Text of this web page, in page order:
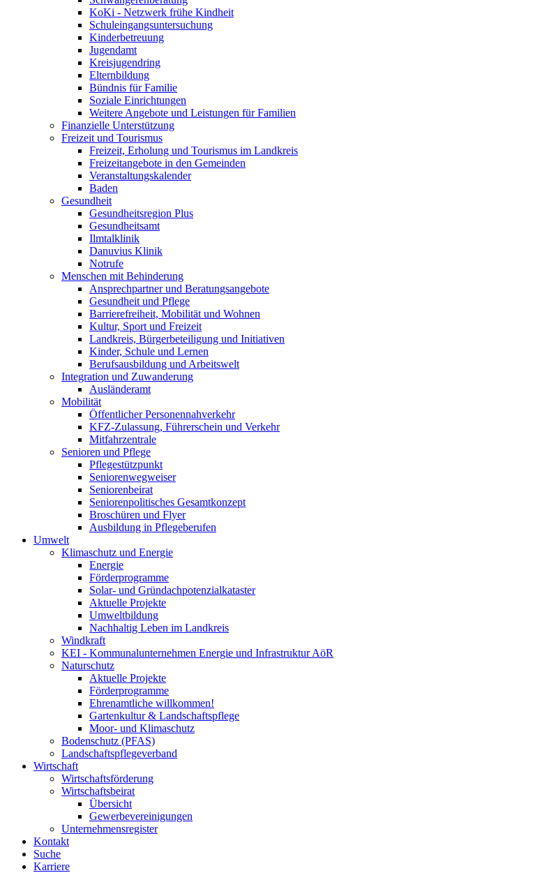
KoKi - Netzwerk frühe Kindheit
Schuleingangsuntersuchung
Kinderbetreuung
Jugendamt
Kreisjugendring
Elternbildung
Bündnis für Familie
Soziale Einrichtungen
Weitere Angebote und Leistungen für Familien
Finanzielle Unterstützung
Freizeit und Tourismus
Freizeit, Erholung und Tourismus im Landkreis
Freizeitangebote in den Gemeinden
Veranstaltungskalender
Baden
Gesundheit
Gesundheitsregion Plus
Gesundheitsamt
Ilmtalklinik
Danuvius Klinik
Notrufe
Menschen mit Behinderung
Ansprechpartner und Beratungsangebote
Gesundheit und Pflege
Barrierefreiheit, Mobilität und Wohnen
Kultur, Sport und Freizeit
Landkreis, Bürgerbeteiligung und Initiativen
Kinder, Schule und Lernen
Berufsausbildung und Arbeitswelt
Integration und Zuwanderung
Ausländeramt
Mobilität
Öffentlicher Personennahverkehr
KFZ-Zulassung, Führerschein und Verkehr
Mitfahrzentrale
Senioren und Pflege
Pflegestützpunkt
Seniorenwegweiser
Seniorenbeirat
Seniorenpolitisches Gesamtkonzept
Broschüren und Flyer
Ausbildung in Pflegeberufen
Umwelt
Klimaschutz und Energie
Energie
Förderprogramme
Solar- und Gründachpotenzialkataster
Aktuelle Projekte
Umweltbildung
Nachhaltig Leben im Landkreis
Windkraft
KEI - Kommunalunternehmen Energie und Infrastruktur AöR
Naturschutz
Aktuelle Projekte
Förderprogramme
Ehrenamtliche willkommen!
Gartenkultur & Landschaftspflege
Moor- und Klimaschutz
Bodenschutz (PFAS)
Landschaftspflegeverband
Wirtschaft
Wirtschaftsförderung
Wirtschaftsbeirat
Übersicht
Gewerbevereinigungen
Unternehmensregister
Kontakt
Suche
Karriere